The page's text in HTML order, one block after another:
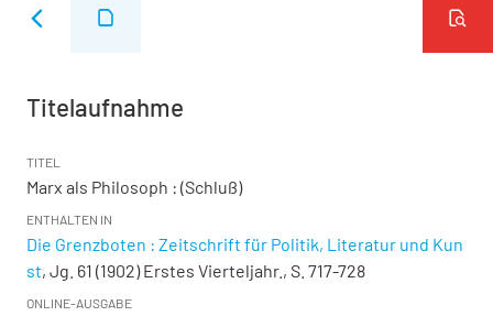
Titelaufnahme
TITEL
Marx als Philosoph : (Schluß)
ENTHALTEN IN
Die Grenzboten : Zeitschrift für Politik, Literatur und Kun
st, Jg. 61 (1902) Erstes Vierteljahr., S. 717-728
ONLINE-AUSGABE